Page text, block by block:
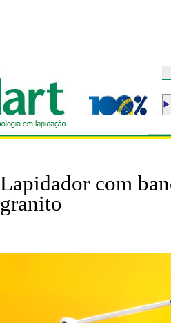
Lapidador com
granito